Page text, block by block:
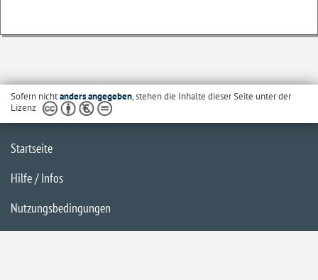
Sofern nichtanders angegeben, stehen die Inhalte dieser Seite unter der
Lizenz
Startseite
Hilfe / Infos
Nutzungsbedingungen